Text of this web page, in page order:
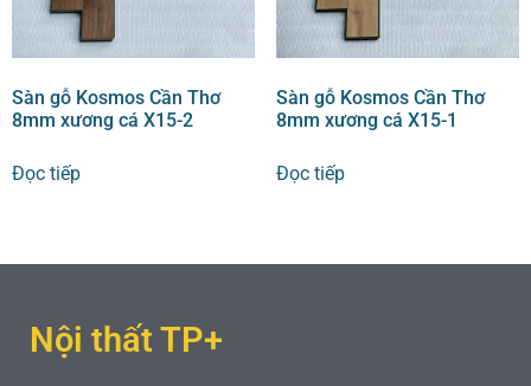
Sàn gỗ Kosmos Cần Thơ
8mm xương cá X15-2
Đọc tiếp
Sàn gỗ Kosmos Cần Thơ
8mm xương cá X15-1
Đọc tiếp
Nội thất TP+